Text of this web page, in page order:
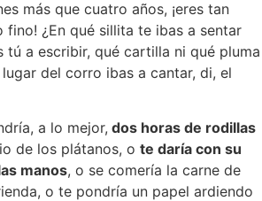
más que cuatro años, ¡eres tan
¿En qué sillita te ibas a sentar
tú a escribir, qué cartilla ni qué pluma
del corro ibas a cantar, di, el
a lo mejor, dos horas de rodillas
de los plátanos, o te daría con su
manos, o se comería la carne de
o te pondría un papel ardiendo